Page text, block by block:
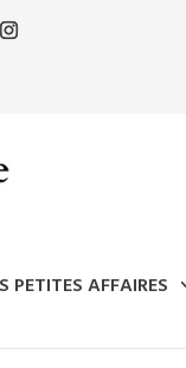
PETITES AFFAIRES